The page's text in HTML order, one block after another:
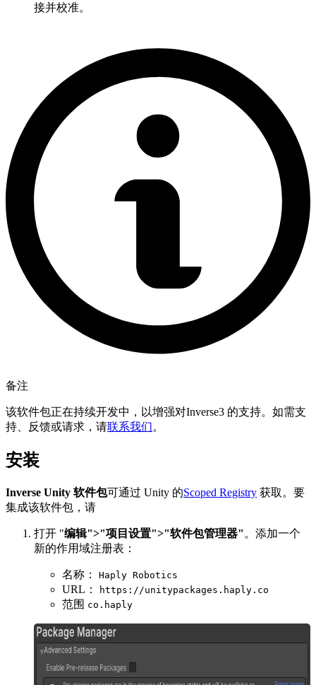
接并校准。
备注
该软件包正在持续开发中，以增强对Inverse3 的支持。如需支
持、反馈或请求，请联系我们。
安装
Inverse Unity 软件包可通过 Unity 的Scoped Registry 获取。要
集成该软件包，请
打开 "编辑">"项目设置">"软件包管理器" 。添加一个
新的作用域注册表：
名称： Haply Robotics
URL： https://unitypackages.haply.co
范围 co.haply